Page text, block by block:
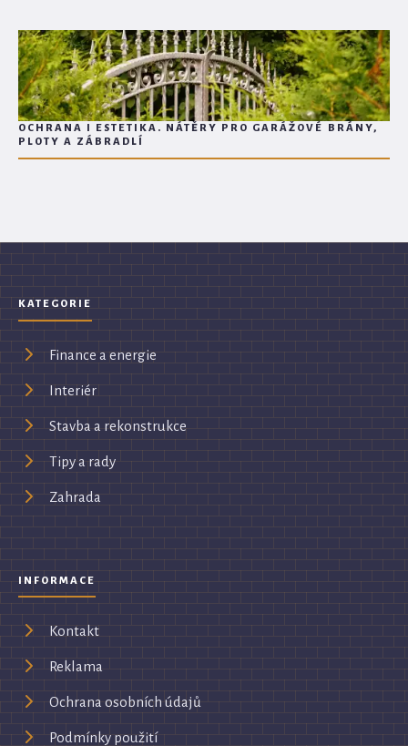
OCHRANA I ESTETIKA. NÁTĚRY PRO GARÁŽOVÉ BRÁNY,
PLOTY A ZÁBRADLÍ
KATEGORIE
Finance a energie
Interiér
Stavba a rekonstrukce
Tipy a rady
Zahrada
INFORMACE
Kontakt
Reklama
Ochrana osobních údajů
Podmínky použití